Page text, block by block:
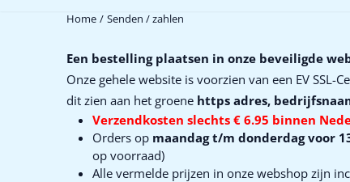
Home / Senden / zahlen
Een bestelling plaatsen in onze beveiligde
Onze gehele website is voorzien van een EV
dit zien aan het groene https adres,
Verzendkosten slechts € 6.95 binnen
Orders op maandag t/m donderdag voor
op voorraad)
Alle vermelde prijzen in onze webshop zijn